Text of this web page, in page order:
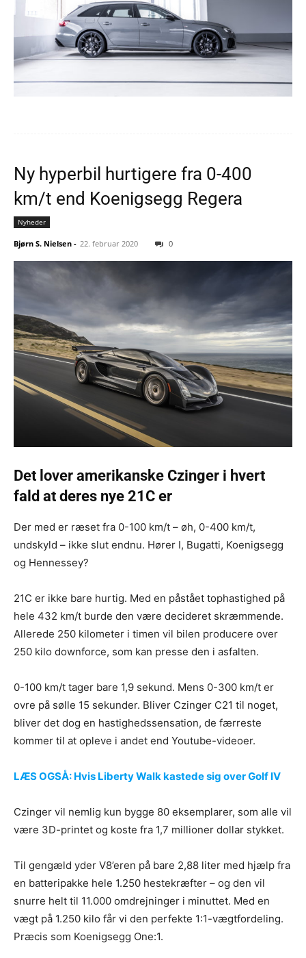
Ny hyperbil hurtigere fra 0-400
km/t end Koenigsegg Regera
Nyheder
Bjørn S. Nielsen - 22. februar 2020 0
Det lover amerikanske Czinger i hvert
fald at deres nye 21C er
Der med er ræset fra 0-100 km/t – øh, 0-400 km/t,
undskyld – ikke slut endnu. Hører I, Bugatti, Koenigsegg
og Hennessey?
21C er ikke bare hurtig. Med en påstået tophastighed på
hele 432 km/t burde den være decideret skræmmende.
Allerede 250 kilometer i timen vil bilen producere over
250 kilo downforce, som kan presse den i asfalten.
0-100 km/t tager bare 1,9 sekund. Mens 0-300 km/t er
ovre på sølle 15 sekunder. Bliver Czinger C21 til noget,
bliver det dog en hastighedssensation, de færreste
kommer til at opleve i andet end Youtube-videoer.
LÆS OGSÅ: Hvis Liberty Walk kastede sig over Golf IV
Czinger vil nemlig kun bygge 80 eksemplarer, som alle vil
være 3D-printet og koste fra 1,7 millioner dollar stykket.
Til gengæld yder V8’eren på bare 2,88 liter med hjælp fra
en batteripakke hele 1.250 hestekræfter – og den vil
snurre helt til 11.000 omdrejninger i minuttet. Med en
vægt på 1.250 kilo får vi den perfekte 1:1-vægtfordeling.
Præcis som Koenigsegg One:1.